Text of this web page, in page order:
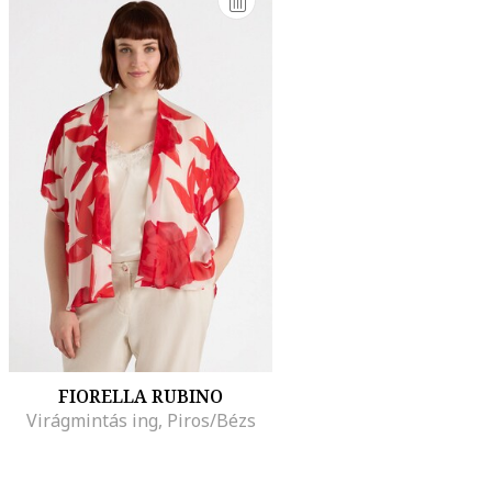
FIORELLA RUBINO
Virágmintás ing, Piros/Bézs